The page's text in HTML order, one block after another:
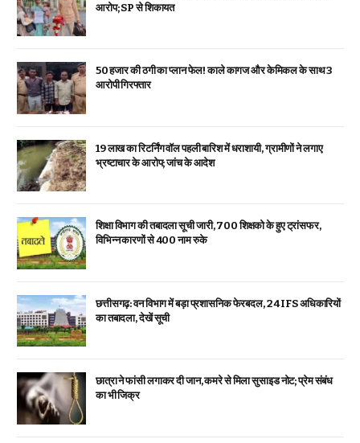
आरोप; SP से शिकायत
₹50 हजार की ठगी का प्लान फेल! काले कागज और केमिकल के साथ 3
आरोपी गिरफ्तार
19 लाख का रिटर्निंग वॉल पहली बारिश में धराशायी, ग्रामीणों ने लगाए
भ्रष्टाचार के आरोप; जांच के आदेश
शिक्षा विभाग की तबादला सूची जारी, 700 शिक्षको के हुए ट्रांसफर,
विभिन्न कारणों से 400 नाम रुके
छत्तीसगढ़: वन विभाग में बड़ा प्रशासनिक फेरबदल, 24 IFS अधिकारियों
का तबादला, देखें सूची
छात्रा ने फांसी लगाकर दी जान, कमरे से मिला सुसाइड नोट; प्रेम संबंध
का भी जिक्र